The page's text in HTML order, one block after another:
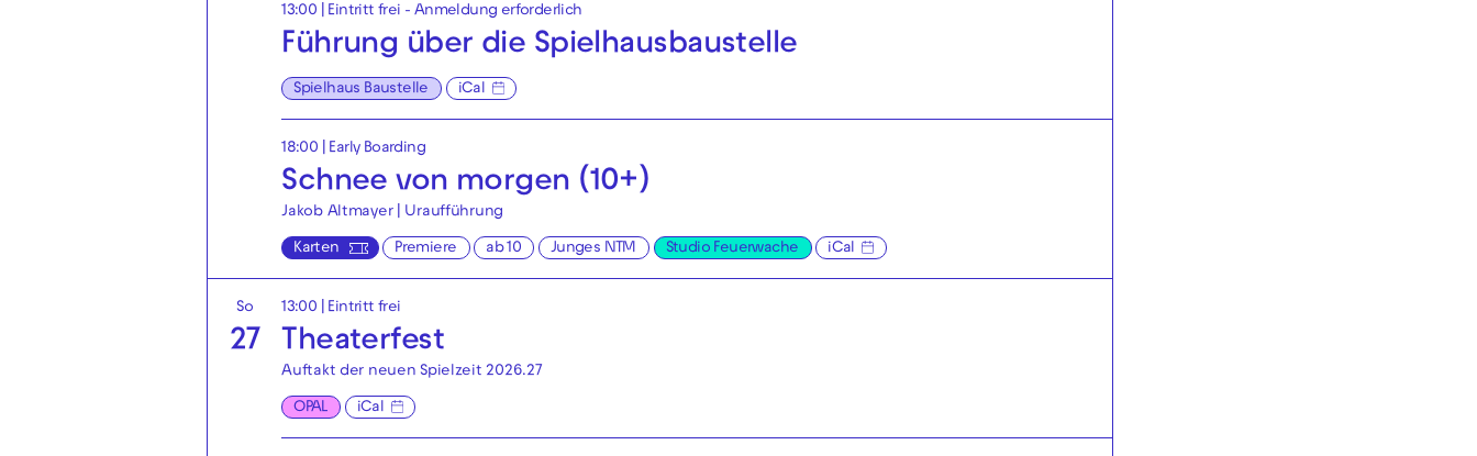
13:00 Eintritt frei - Anmeldung erforderlich
Führung über die Spielhaus­baustelle
Spielhaus Baustelle iCal
18:00 Early Boarding
Schnee von morgen (10+)
Jakob Altmayer | Uraufführung
Karten Premiere ab 10 Junges NTM Studio Feuerwache iCal
So
27
13:00 Eintritt frei
Theaterfest
Auftakt der neuen Spielzeit 2026.27
OPAL iCal